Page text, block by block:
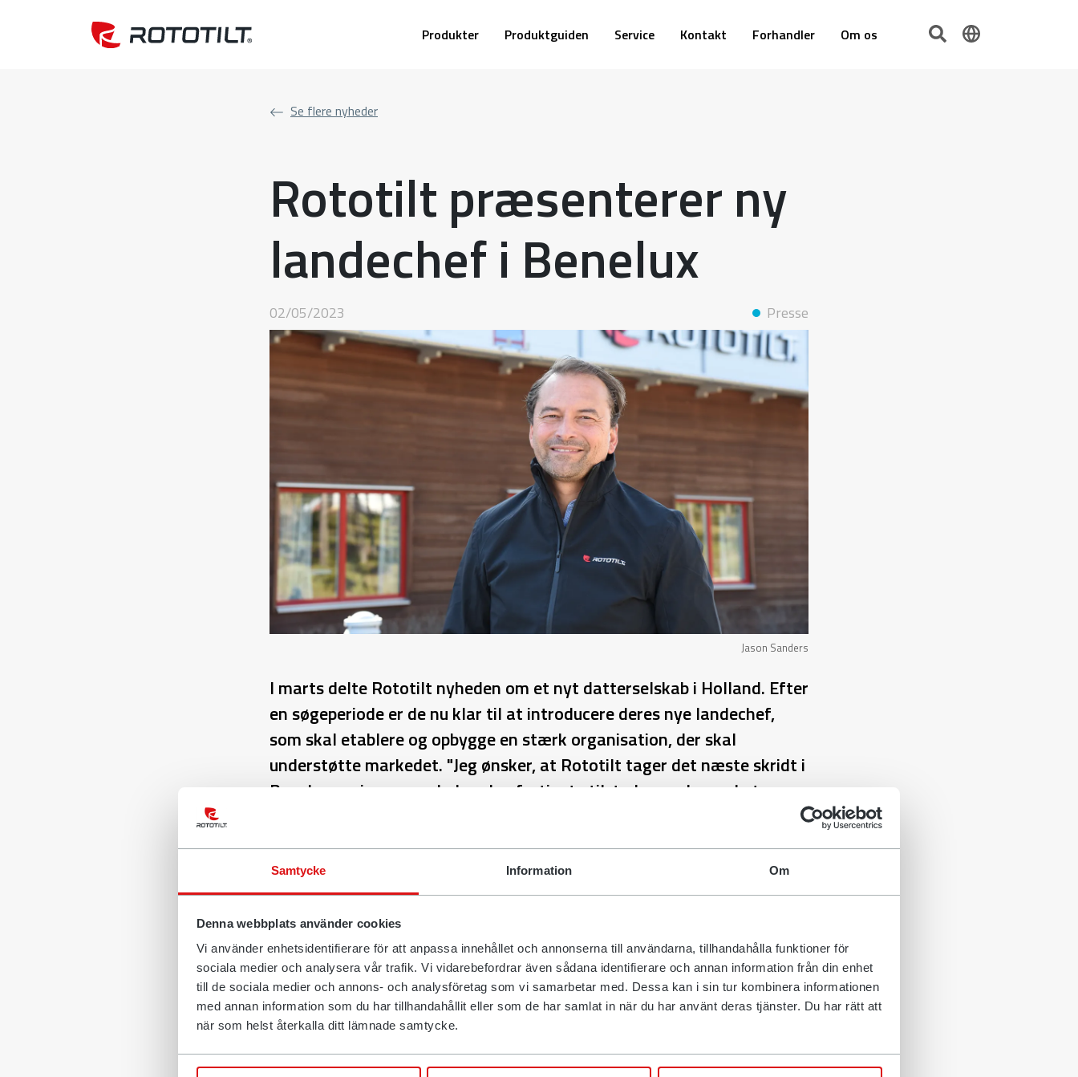
Samtycke Information Om
Denna webbplats använder cookies
Vi använder enhetsidentifierare för att anpassa innehållet och annonserna till användarna, tillhandahålla funktioner för
sociala medier och analysera vår trafik. Vi vidarebefordrar även sådana identifierare och annan information från din enhet
till de sociala medier och annons- och analysföretag som vi samarbetar med. Dessa kan i sin tur kombinera informationen
med annan information som du har tillhandahållit eller som de har samlat in när du har använt deras tjänster. Du har rätt att
när som helst återkalla ditt lämnade samtycke.
Produkter Produktguiden Service Kontakt Forhandler Om os
Se flere nyheder
Rototilt præsenterer ny
landechef i Benelux
02/05/2023 Presse
Jason Sanders
I marts delte Rototilt nyheden om et nyt datterselskab i Holland. Efter
en søgeperiode er de nu klar til at introducere deres nye landechef,
som skal etablere og opbygge en stærk organisation, der skal
understøtte markedet. "Jeg ønsker, at Rototilt tager det næste skridt i
Benelux-regionen og skaber den fortjente tilstedeværelse ved at
den nye landechef Jason Sanders.
Rototilt Group er en innovativ svensk familieejet virksomhed. Virksomheden har en lang
produktiviteten og sikkerheden. Efter et langt samarbejde med Eurosteel som officiel
distributør etablerer Rototilt sit eget datterselskab i Holland, som virksomheden
rapporterede i marts. Nu er de også klar til at præsentere deres nye landechef Jason
Sanders.
"Jason har både stor erfaring i branchen og i regionen. Han passer også til profilen for
den type chef, som vi søger – et stærkt fokus på salg og marketing kombineret med en
solid tilgang til kundesupport", siger marketing- og salgsdirektør Per Väppling. "Vi ser et